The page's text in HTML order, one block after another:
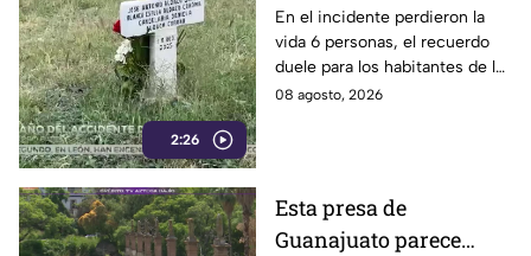
2:26
recuerda el fuerte
accidente de un tren en
Irapuato
En el incidente perdieron la
vida 6 personas, el recuerdo
duele para los habitantes de la
localidad.
08 agosto, 2026
Esta presa de
Guanajuato parece